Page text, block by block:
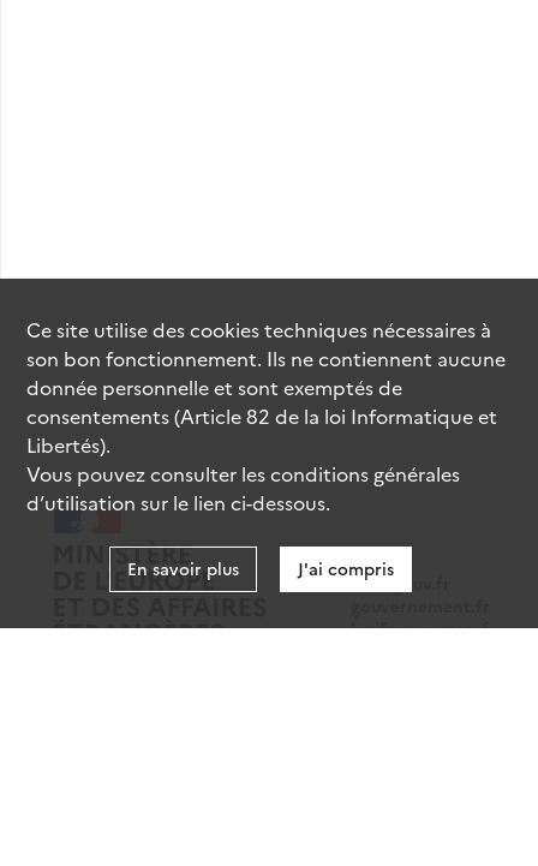
data.gouv.fr
legifrance.gouv.fr
Ce site utilise descookiestechniques nécessaires à
son bon fonctionnement. Ils ne contiennent aucune
donnée personnelle et sont exemptés de
consentements (Article 82 de la loi Informatique et
Libertés).
Vous pouvez consulter les conditions générales
d’utilisation sur le lien ci-dessous.
En savoir plus J'ai compris